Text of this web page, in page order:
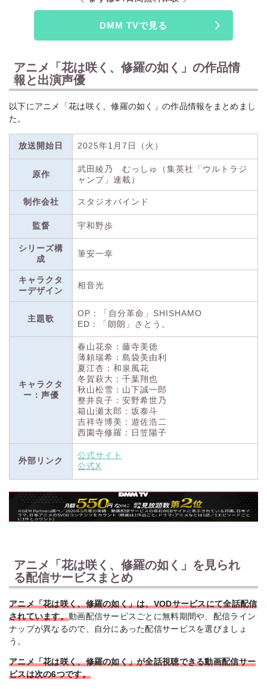
DMM TVで見る
アニメ「花は咲く、修羅の如く」の作品情
報と出演声優
以下にアニメ「花は咲く、修羅の如く」の作品情報をまとめまし
た。
放送開始日 2025年1月7日（火）
原作
武田綾乃 むっしゅ（集英社「ウルトラジ
ャンプ」連載）
制作会社 スタジオバインド
監督 宇和野歩
シリーズ構
成
筆安一幸
キャラクタ
ーデザイン
相音光
主題歌
OP：「自分革命」SHISHAMO
ED：「朗朗」さとう。
キャラクタ
ー：声優
春山花奈：藤寺美徳
薄頼瑞希：島袋美由利
夏江杏：和泉風花
冬賀萩大：千葉翔也
秋山松雪：山下誠一郎
整井良子：安野希世乃
箱山瀬太郎：坂泰斗
吉祥寺博美：遊佐浩二
西園寺修羅：日笠陽子
外部リンク
公式サイト
公式X
アニメ「花は咲く、修羅の如く」を見られ
る配信サービスまとめ
アニメ「花は咲く、修羅の如く」は、VODサービスにて全話配信
されています。動画配信サービスごとに無料期間や、配信ライン
ナップが異なるので、自分にあった配信サービスを選びましょ
う。
アニメ「花は咲く、修羅の如く」が全話視聴できる動画配信サー
ビスは次の6つです。